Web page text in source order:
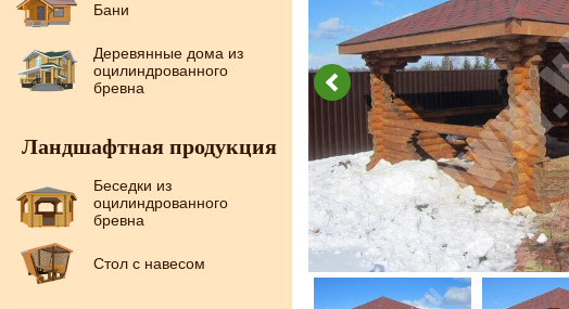
Бани
Деревянные дома из
оцилиндрованного
бревна
Ландшафтная продукция
Беседки из
оцилиндрованного
бревна
Стол с навесом